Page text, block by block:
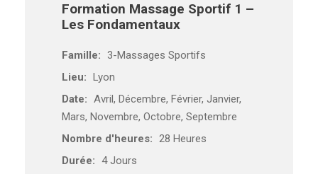
Formation Massage Sportif 1 –
Les Fondamentaux
Famille: 3-Massages Sportifs
Lieu: Lyon
Date: Avril, Décembre, Février, Janvier,
Mars, Novembre, Octobre, Septembre
Nombre d'heures: 28 Heures
Durée: 4 Jours